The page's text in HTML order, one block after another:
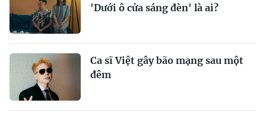
'Dưới ô cửa sáng đèn' là ai?
Ca sĩ Việt gây bão mạng sau một
đêm